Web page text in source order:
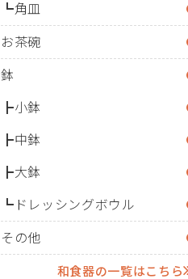
角皿
お茶碗
鉢
小鉢
中鉢
大鉢
ドレッシングボウル
その他
和食器の一覧はこちら